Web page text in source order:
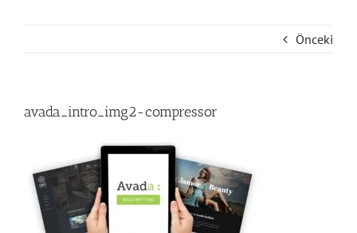
Önceki
avada_intro_img2-compressor